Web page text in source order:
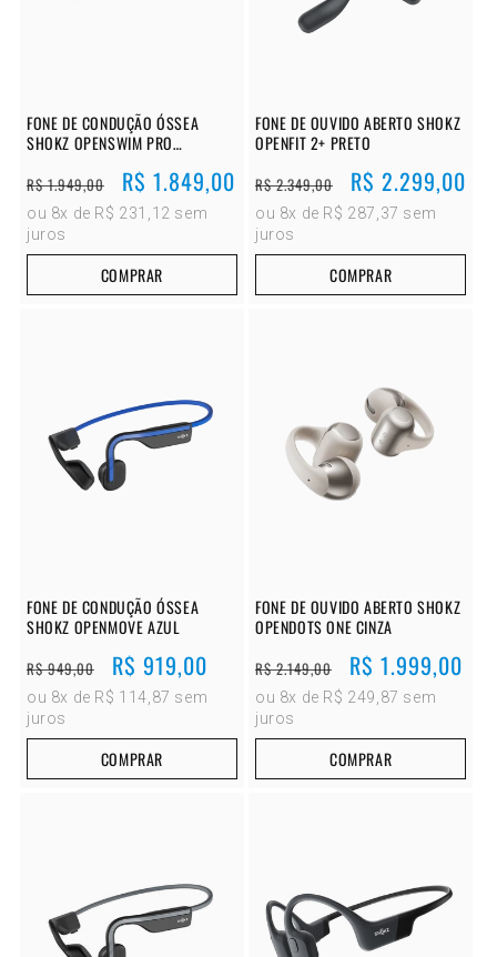
FONE DE CONDUÇÃO ÓSSEA
SHOKZ OPENSWIM PRO
Preço
normal
R$ 1.949,00
Preço
promocional
R$ 1.849,00
ou 8x de R$ 231,12 sem
juros
COMPRAR
FONE DE OUVIDO ABERTO SHOKZ
OPENFIT 2+ PRETO
Preço
normal
R$ 2.349,00
Preço
promocional
R$ 2.299,00
ou 8x de R$ 287,37 sem
juros
COMPRAR
FONE DE CONDUÇÃO ÓSSEA
SHOKZ OPENMOVE AZUL
Preço
normal
R$ 949,00
Preço
promocional
R$ 919,00
ou 8x de R$ 114,87 sem
juros
COMPRAR
FONE DE OUVIDO ABERTO SHOKZ
OPENDOTS ONE CINZA
Preço
normal
R$ 2.149,00
Preço
promocional
R$ 1.999,00
ou 8x de R$ 249,87 sem
juros
COMPRAR